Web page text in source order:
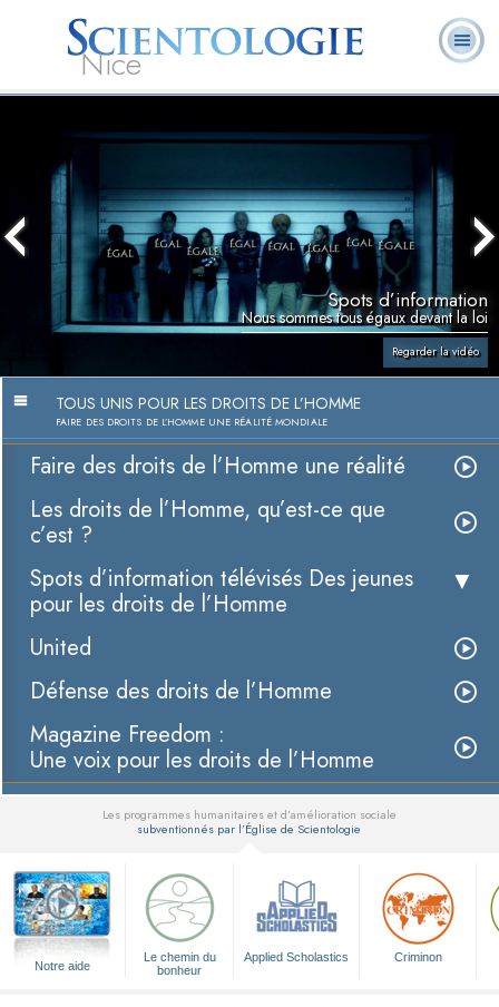
Nice
Spots d’information
Nous sommes tous égaux devant la loi
Regarder la vidéo
TOUS UNIS POUR LES DROITS DE L’HOMME
FAIRE DES DROITS DE L’HOMME UNE RÉALITÉ MONDIALE
Faire des droits de l’Homme une réalité
Les droits de l’Homme, qu’est-ce que
c’est ?
Spots d’information télévisés Des jeunes
pour les droits de l’Homme
United
Défense des droits de l’Homme
Magazine Freedom :
Une voix pour les droits de l’Homme
Les programmes humanitaires et d’amélioration sociale
subventionnés par l’Église de Scientologie
Notre aide
Le chemin du
bonheur
Applied Scholastics Criminon